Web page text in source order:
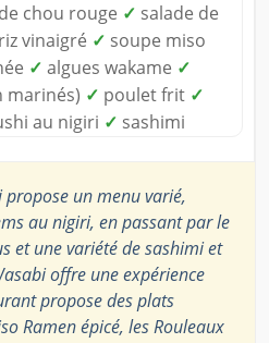
chou rouge ✓ salade de
riz vinaigré ✓ soupe miso
✓ algues wakame ✓
marinés) ✓ poulet frit ✓
au nigiri ✓ sashimi
un menu varié,
au nigiri, en passant par le
et une variété de sashimi et
offre une expérience
propose des plats
Ramen épicé, les Rouleaux